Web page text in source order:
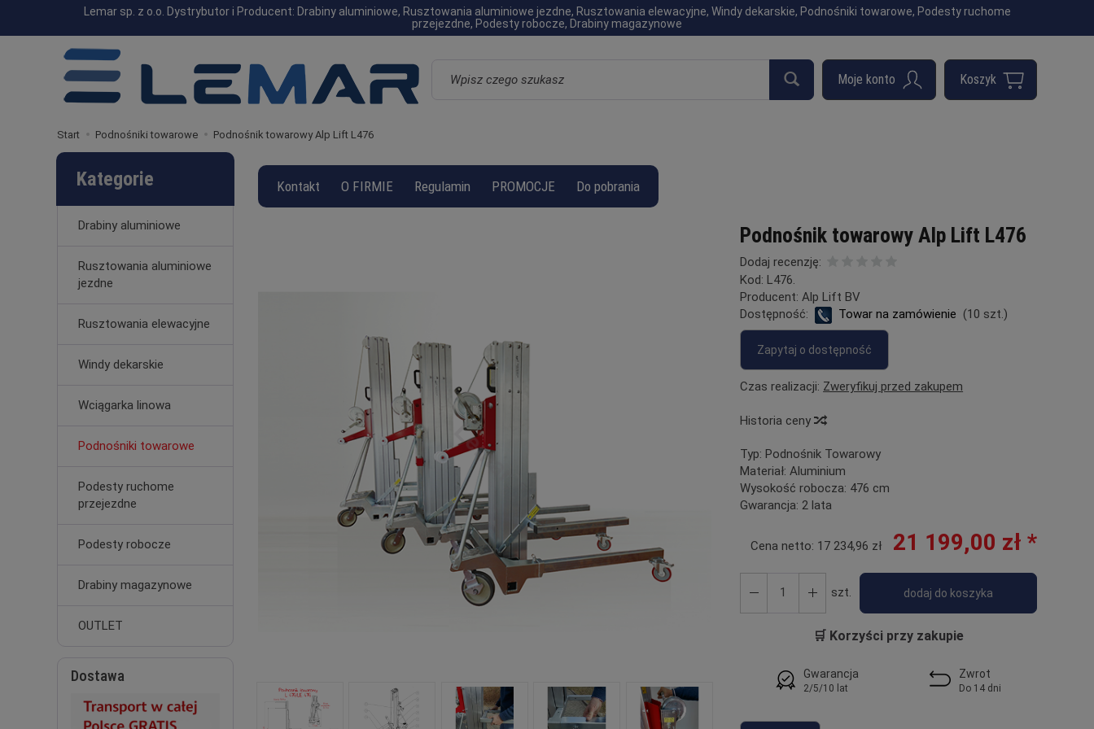
Lemar sp. z o.o. Dystrybutor i Producent: Drabiny aluminiowe, Rusztowania aluminiowe jezdne, Rusztowania elewacyjne, Windy dekarskie, Podnośniki towarowe, Podesty ruchome
przejezdne, Podesty robocze, Drabiny magazynowe
Start Podnośniki towarowe Podnośnik towarowy Alp Lift L476
Kontakt O FIRMIE Regulamin PROMOCJE Do pobrania
Podnośnik towarowy Alp Lift L476
Dodaj recenzję:
Kod: L476.
Producent: Alp Lift BV
Dostępność:
Towar na zamówienie (10 szt.)
Zapytaj o dostępność
Czas realizacji: Zweryfikuj przed zakupem
Historia ceny
Typ: Podnośnik Towarowy
Materiał: Aluminium
Wysokość robocza: 476 cm
Gwarancja: 2 lata
Cena netto: 17 234,96 zł 21 199,00 zł *
szt. dodaj do koszyka
🛒 Korzyści przy zakupie
Gwarancja
2/5/10 lat
Zwrot
Do 14 dni
Kategorie
Drabiny aluminiowe
Rusztowania aluminiowe
jezdne
Rusztowania elewacyjne
Windy dekarskie
Wciągarka linowa
Podnośniki towarowe
Podesty ruchome
przejezdne
Podesty robocze
Drabiny magazynowe
OUTLET
Dostawa